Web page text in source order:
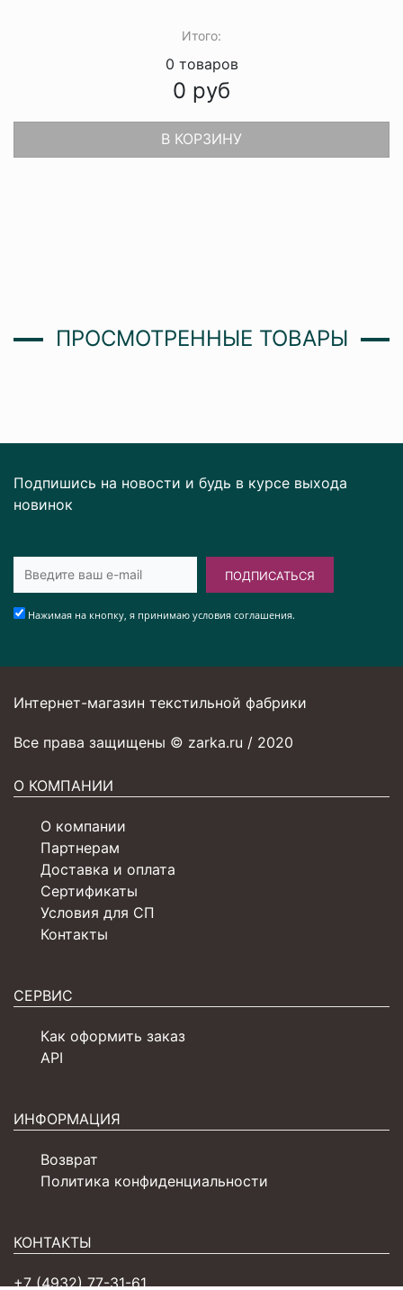
Итого:
0 товаров
0 руб
В КОРЗИНУ
ПРОСМОТРЕННЫЕ ТОВАРЫ
Подпишись на новости и будь в курсе выхода
новинок
ПОДПИСАТЬСЯ
Нажимая на кнопку, я принимаю условия соглашения.
Интернет-магазин текстильной фабрики
Все права защищены © zarka.ru / 2020
О КОМПАНИИ
О компании
Партнерам
Доставка и оплата
Сертификаты
Условия для СП
Контакты
СЕРВИС
Как оформить заказ
API
ИНФОРМАЦИЯ
Возврат
Политика конфиденциальности
КОНТАКТЫ
+7 (4932) 77-31-61